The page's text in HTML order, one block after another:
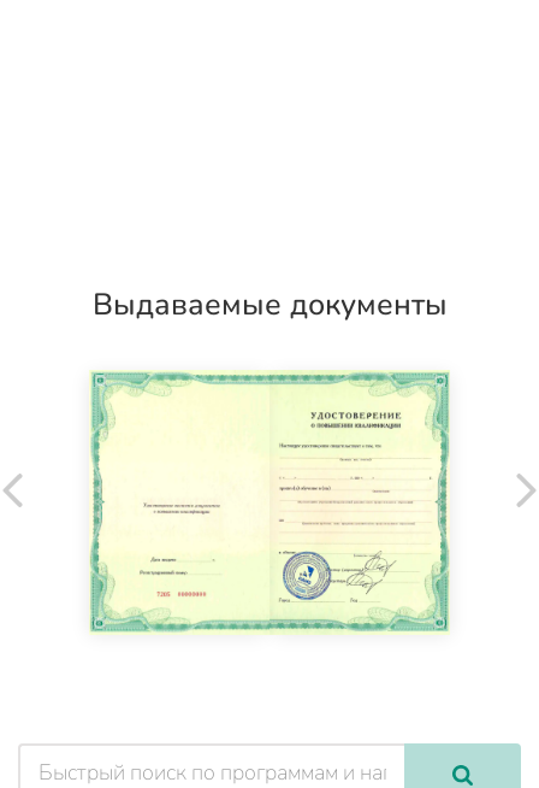
Выдаваемые документы